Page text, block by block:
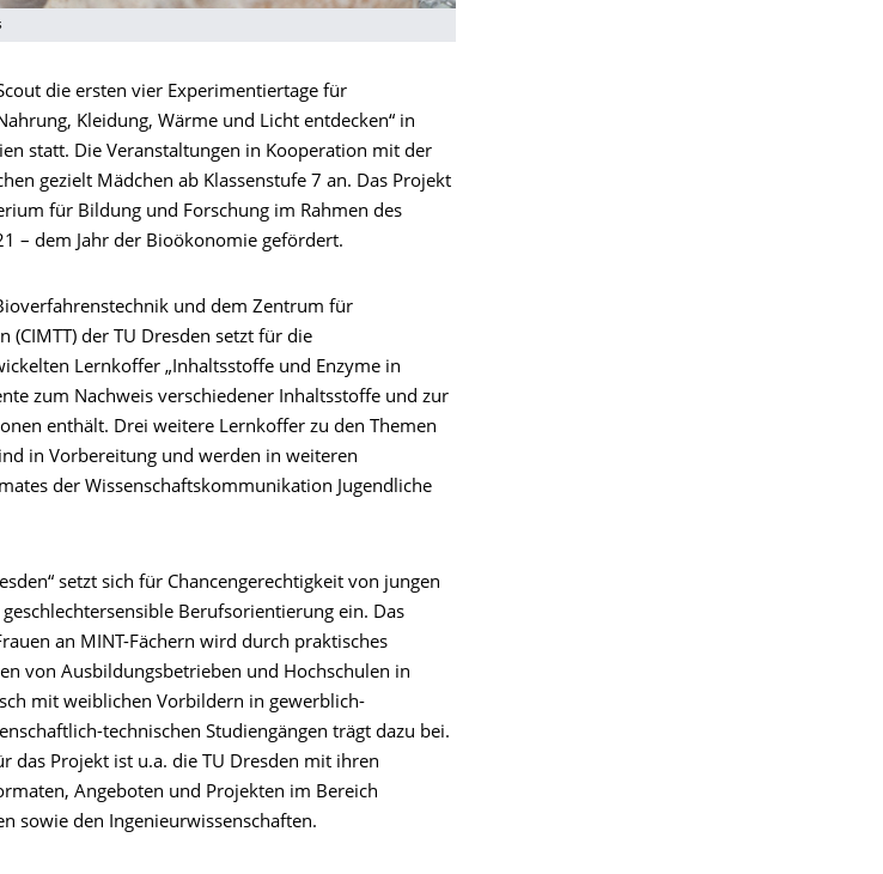
die ersten vier Experimentiertage für
Kleidung, Wärme und Licht entdecken“ in
statt. Die Veranstaltungen in Kooperation mit der
gezielt Mädchen ab Klassenstufe 7 an. Das Projekt
für Bildung und Forschung im Rahmen des
– dem Jahr der Bioökonomie gefördert.
und dem Zentrum für
der TU Dresden setzt für die
Lernkoffer „Inhaltsstoffe und Enzyme in
zum Nachweis verschiedener Inhaltsstoffe und zur
enthält. Drei weitere Lernkoffer zu den Themen
in Vorbereitung und werden in weiteren
der Wissenschaftskommunikation Jugendliche
setzt sich für Chancengerechtigkeit von jungen
Berufsorientierung ein. Das
an MINT-Fächern wird durch praktisches
von Ausbildungsbetrieben und Hochschulen in
mit weiblichen Vorbildern in gewerblich-
technischen Studiengängen trägt dazu bei.
das Projekt ist u.a. die TU Dresden mit ihren
Angeboten und Projekten im Bereich
sowie den Ingenieurwissenschaften.